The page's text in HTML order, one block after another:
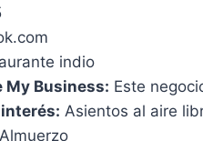
indio
My Business: Este
Asientos al aire